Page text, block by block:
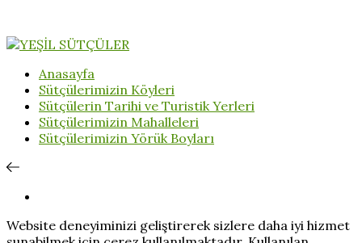
Anasayfa
Sütçülerimizin Köyleri
Sütçülerin Tarihi ve Turistik Yerleri
Sütçülerimizin Mahalleleri
Sütçülerimizin Yörük Boyları
Website deneyiminizi geliştirerek sizlere daha iyi hizmet